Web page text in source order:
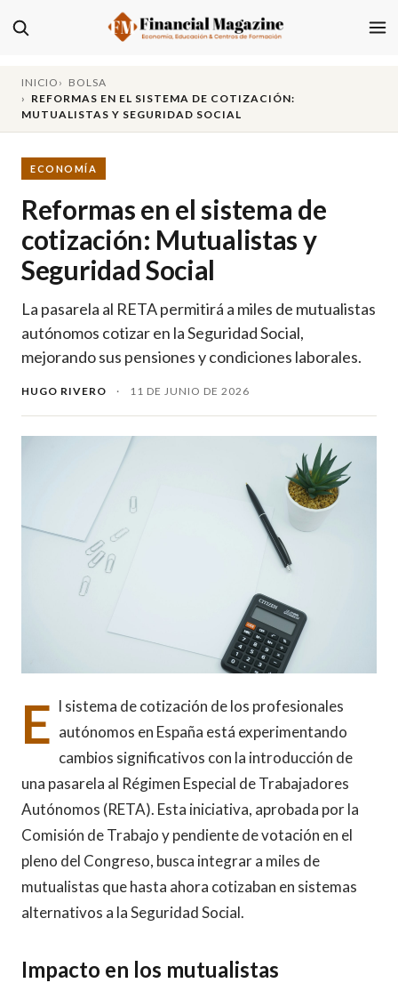
INICIO
BOLSA
REFORMAS EN EL SISTEMA DE COTIZACIÓN:
MUTUALISTAS Y SEGURIDAD SOCIAL
ECONOMÍA
Reformas en el sistema de
cotización: Mutualistas y
Seguridad Social
La pasarela al RETA permitirá a miles de mutualistas
autónomos cotizar en la Seguridad Social,
mejorando sus pensiones y condiciones laborales.
HUGO RIVERO · 11 DE JUNIO DE 2026
E l sistema de cotización de los profesionales
autónomos en España está experimentando
cambios significativos con la introducción de
una pasarela al Régimen Especial de Trabajadores
Autónomos (RETA). Esta iniciativa, aprobada por la
Comisión de Trabajo y pendiente de votación en el
pleno del Congreso, busca integrar a miles de
mutualistas que hasta ahora cotizaban en sistemas
alternativos a la Seguridad Social.
Impacto en los mutualistas